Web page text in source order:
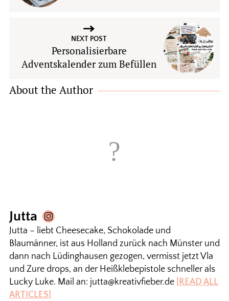
NEXT POST
Personalisierbare
Adventskalender zum Befüllen
About the Author
Jutta
Jutta – liebt Cheesecake, Schokolade und
Blaumänner, ist aus Holland zurück nach Münster und
dann nach Lüdinghausen gezogen, vermisst jetzt Vla
und Zure drops, an der Heißklebepistole schneller als
Lucky Luke. Mail an: jutta@kreativfieber.de [READ ALL
ARTICLES]